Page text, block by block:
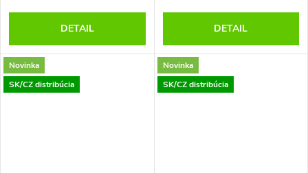
DETAIL DETAIL
Novinka
SK/CZ distribúcia
Novinka
SK/CZ distribúcia